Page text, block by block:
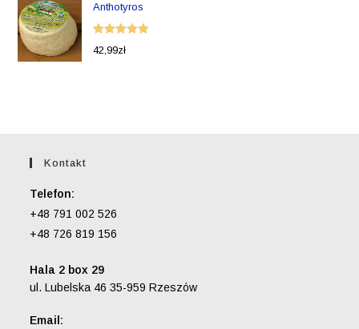
Anthotyros
Oceniono
42,99zł
Kontakt
Telefon:
+48 791 002 526
+48 726 819 156
Hala 2 box 29
ul. Lubelska 46 35-959 Rzeszów
Email: